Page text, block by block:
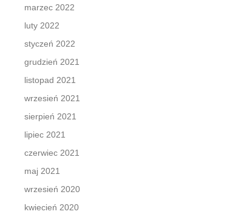
marzec 2022
luty 2022
styczeń 2022
grudzień 2021
listopad 2021
wrzesień 2021
sierpień 2021
lipiec 2021
czerwiec 2021
maj 2021
wrzesień 2020
kwiecień 2020